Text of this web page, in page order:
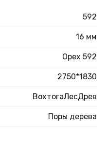
592
16 мм
Орех 592
2750*1830
ВохтогаЛесДрев
Поры дерева